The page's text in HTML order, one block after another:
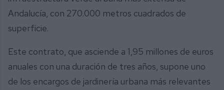
Andalucía, con 270.000 metros cuadrados de
superficie.
Este contrato, que asciende a 1,95 millones de euros
anuales con una duración de tres años, supone uno
de los encargos de jardinería urbana más relevantes